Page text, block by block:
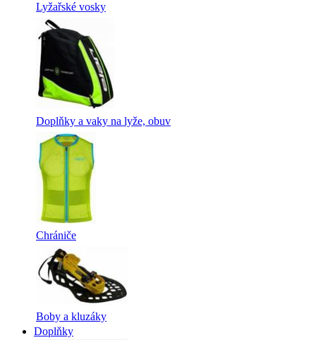
Lyžařské vosky
Doplňky a vaky na lyže, obuv
Chrániče
Boby a kluzáky
Doplňky